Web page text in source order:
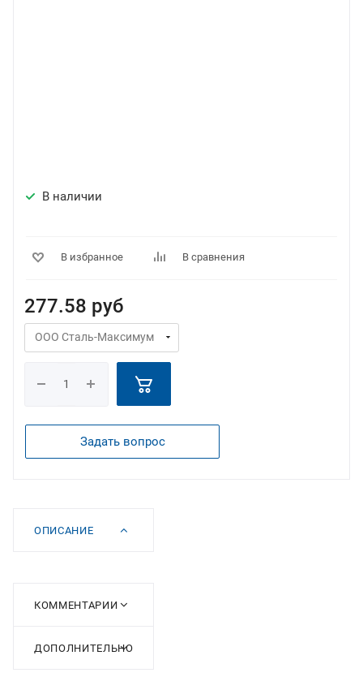
В наличии
В избранное В сравнения
277.58 руб
Задать вопрос
ОПИСАНИЕ
КОММЕНТАРИИ
ДОПОЛНИТЕЛЬНО